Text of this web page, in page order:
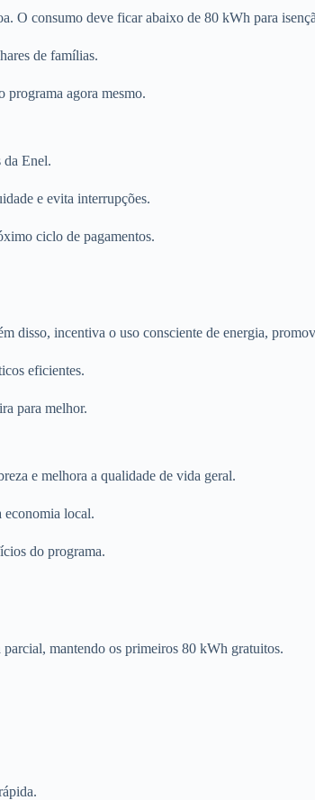
O consumo deve ficar abaixo de 80 kWh para
de famílias.
programa agora mesmo.
da Enel.
e evita interrupções.
ciclo de pagamentos.
disso, incentiva o uso consciente de energia,
eficientes.
para melhor.
e melhora a qualidade de vida geral.
economia local.
do programa.
mantendo os primeiros 80 kWh gratuitos.